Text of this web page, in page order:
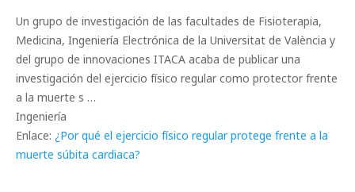
Un grupo de investigación de las facultades de Fisioterapia,
Medicina, Ingeniería Electrónica de la Universitat de València y
del grupo de innovaciones ITACA acaba de publicar una
investigación del ejercicio físico regular como protector frente
a la muerte s …
Ingeniería
Enlace: ¿Por qué el ejercicio físico regular protege frente a la
muerte súbita cardiaca?